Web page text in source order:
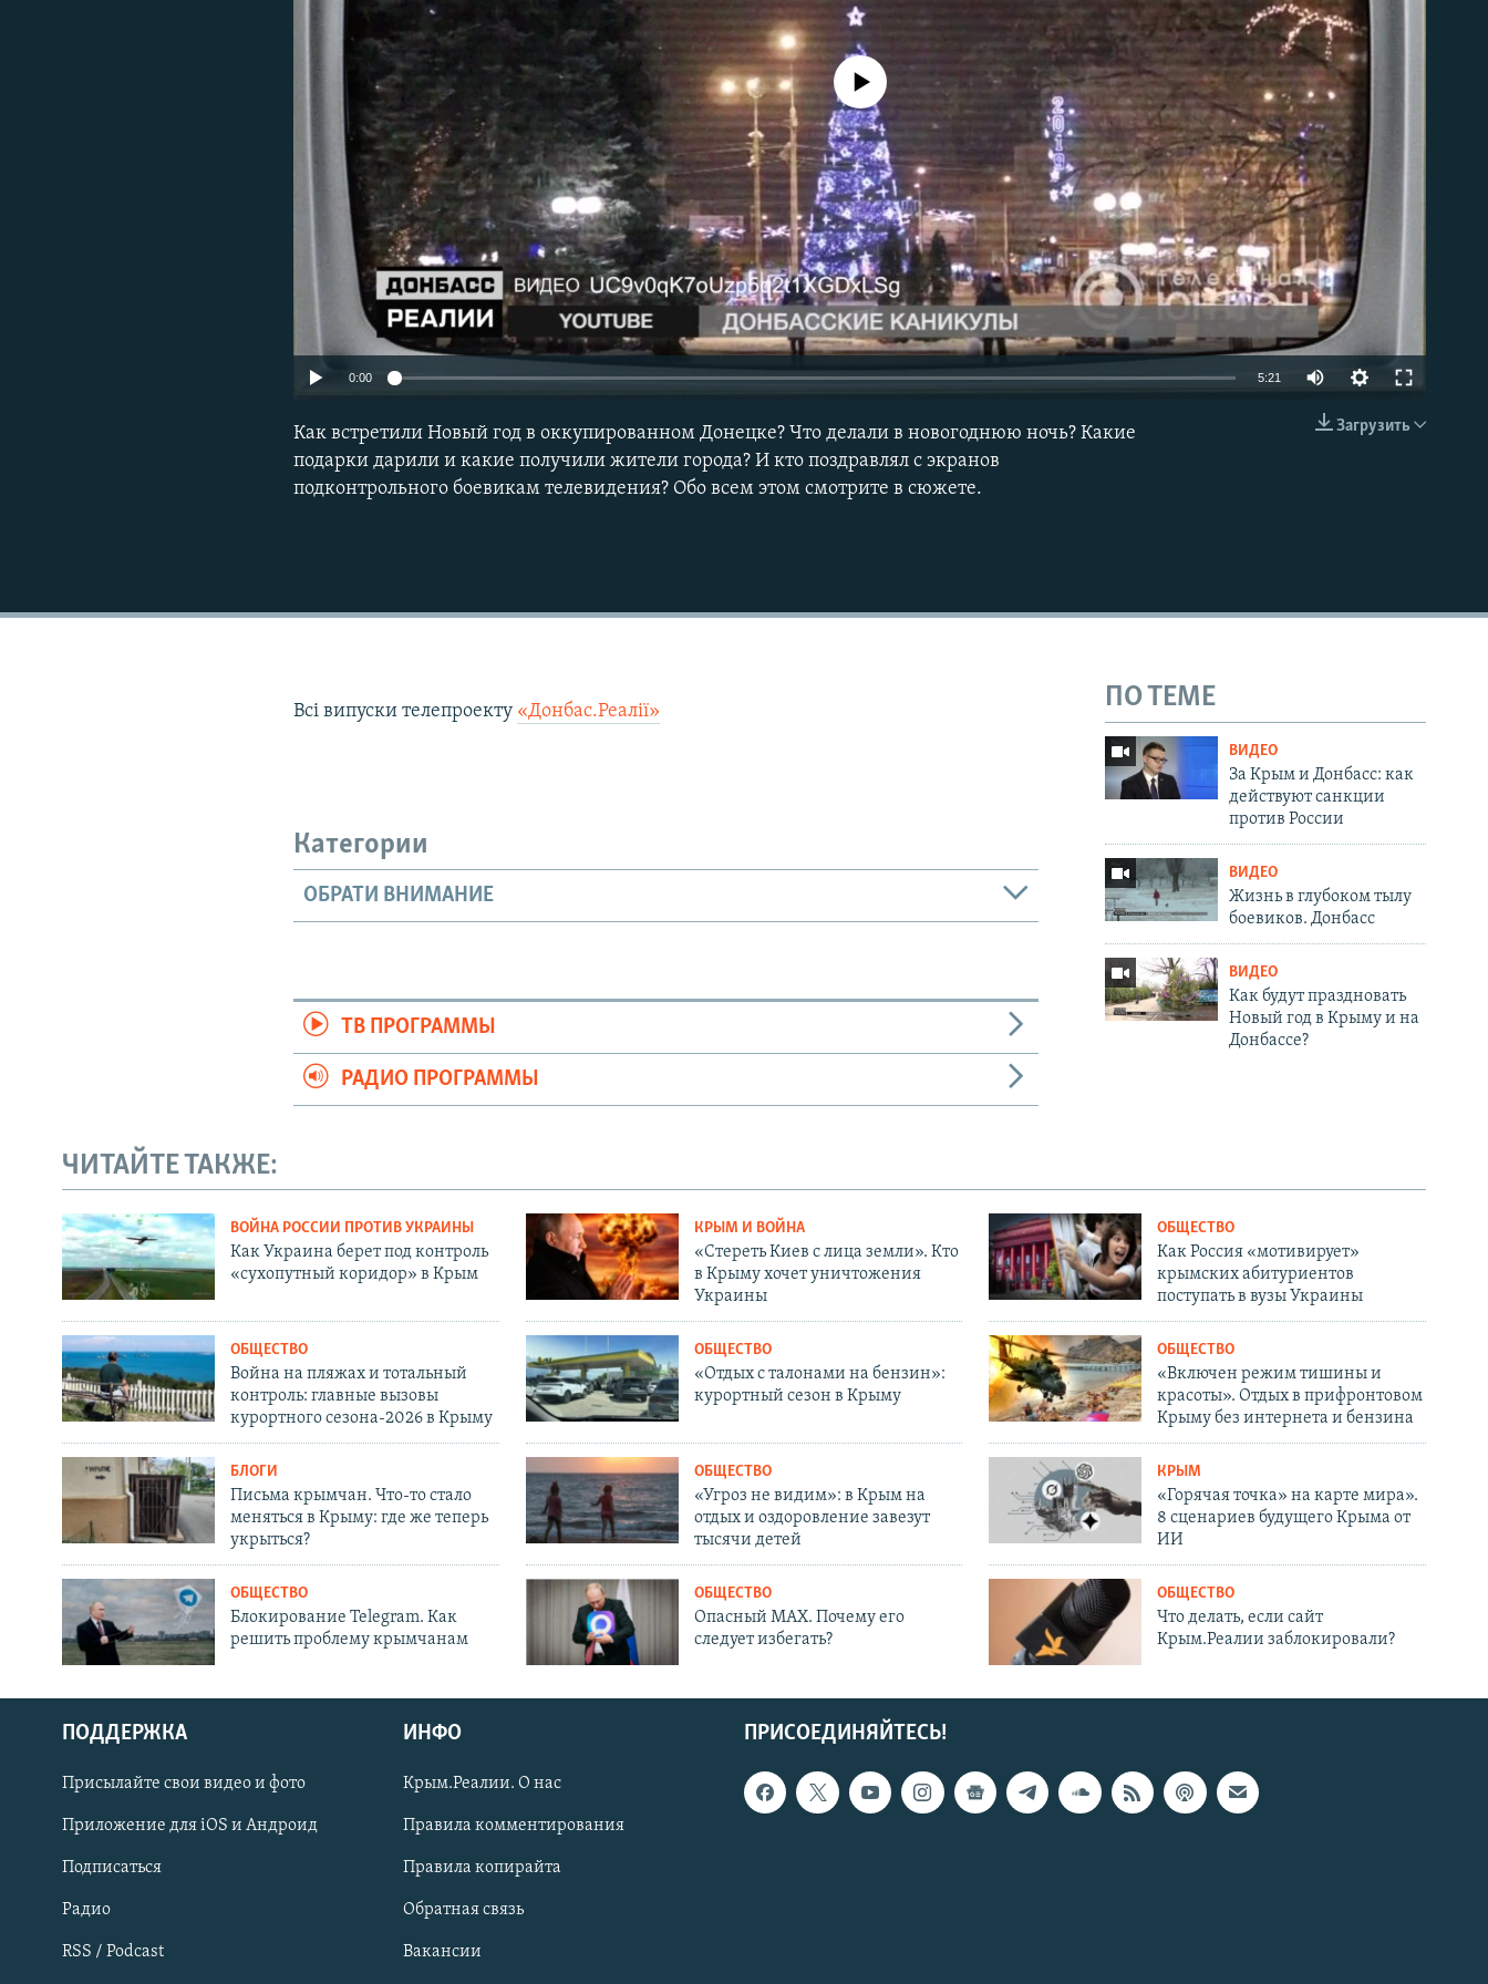
Українською
Qırımtatar
ПРИСОЕДИНЯЙТЕСЬ!
EMBED
No media source currently available
0:00 5:21
Загрузить
Как встретили Новый год в оккупированном Донецке? Что делали в новогоднюю ночь? Какие
подарки дарили и какие получили жители города? И кто поздравлял с экранов
подконтрольного боевикам телевидения? Обо всем этом смотрите в сюжете.
Всі випуски телепроекту «Донбас.Реалії» ПО ТЕМЕ
ВИДЕО
За Крым и Донбасс: как
действуют санкции
против России
ВИДЕО
Жизнь в глубоком тылу
боевиков. Донбасс
ВИДЕО
Как будут праздновать
Новый год в Крыму и на
Донбассе?
Категории
ОБРАТИ ВНИМАНИЕ
ТВ ПРОГРАММЫ
РАДИО ПРОГРАММЫ
ЧИТАЙТЕ ТАКЖЕ:
ВОЙНА РОССИИ ПРОТИВ УКРАИНЫ
Как Украина берет под контроль
«сухопутный коридор» в Крым
КРЫМ И ВОЙНА
«Стереть Киев с лица земли». Кто
в Крыму хочет уничтожения
Украины
ОБЩЕСТВО
Как Россия «мотивирует»
крымских абитуриентов
поступать в вузы Украины
ОБЩЕСТВО
Война на пляжах и тотальный
контроль: главные вызовы
курортного сезона-2026 в Крыму
ОБЩЕСТВО
«Отдых с талонами на бензин»:
курортный сезон в Крыму
ОБЩЕСТВО
«Включен режим тишины и
красоты». Отдых в прифронтовом
Крыму без интернета и бензина
БЛОГИ
Письма крымчан. Что-то стало
меняться в Крыму: где же теперь
укрыться?
ОБЩЕСТВО
«Угроз не видим»: в Крым на
отдых и оздоровление завезут
тысячи детей
КРЫМ
«Горячая точка» на карте мира».
8 сценариев будущего Крыма от
ИИ
ОБЩЕСТВО
Блокирование Telegram. Как
решить проблему крымчанам
ОБЩЕСТВО
Опасный MAX. Почему его
следует избегать?
ОБЩЕСТВО
Что делать, если сайт
Крым.Реалии заблокировали?
ПРИСОЕДИНЯЙТЕСЬ!
ПОДДЕРЖКА
Присылайте свои видео и фото
Приложение для iOS и Андроид
Подписаться
Радио
RSS / Podcast
ИНФО
Крым.Реалии. О нас
Правила комментирования
Правила копирайта
Обратная связь
Вакансии